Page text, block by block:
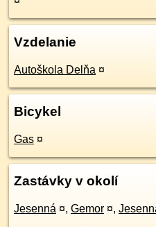
Vzdelanie
Autoškola Delňa ¤
Bicykel
Gas ¤
Zastávky v okolí
Jesenná ¤, Gemor ¤,